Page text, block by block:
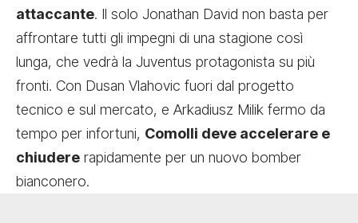
attaccante. Il solo Jonathan David non basta per
affrontare tutti gli impegni di una stagione così
lunga, che vedrà la Juventus protagonista su più
fronti. Con Dusan Vlahovic fuori dal progetto
tecnico e sul mercato, e Arkadiusz Milik fermo da
tempo per infortuni, Comolli deve accelerare e
chiudere rapidamente per un nuovo bomber
bianconero.